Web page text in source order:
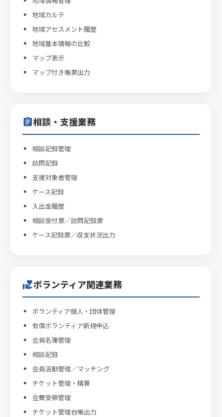
地域カルテ
地域アセスメント履歴
地域基本情報の比較
マップ表示
マップ付き帳票出力
assignment相談・支援業務
相談記録管理
訪問記録
支援対象者管理
ケース記録
入出金履歴
相談受付票／訪問記録票
ケース記録票／収支状況出力
volunteer_activismボランティア関連業務
ボランティア個人・団体管理
有償ボランティア新規申込
会員名簿管理
相談記録
会員活動管理／マッチング
チケット管理・精算
会費受領管理
チケット管理台帳出力